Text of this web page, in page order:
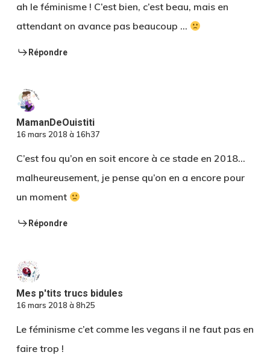
ah le féminisme ! C’est bien, c’est beau, mais en
attendant on avance pas beaucoup …
Répondre
MamanDeOuistiti
16 mars 2018 à 16h37
C’est fou qu’on en soit encore à ce stade en 2018…
malheureusement, je pense qu’on en a encore pour
un moment
Répondre
Mes p'tits trucs bidules
16 mars 2018 à 8h25
Le féminisme c’et comme les vegans il ne faut pas en
faire trop !